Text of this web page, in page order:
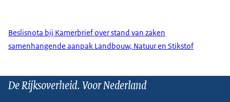
Beslisnota bij Kamerbrief over stand van zaken
samenhangende aanpak Landbouw, Natuur en Stikstof
De Rijksoverheid. Voor Nederland